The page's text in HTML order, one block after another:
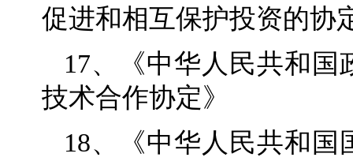
促进和相互保护投资的协
17、《中华人民共和
技术合作协定》
18、《中华人民共和